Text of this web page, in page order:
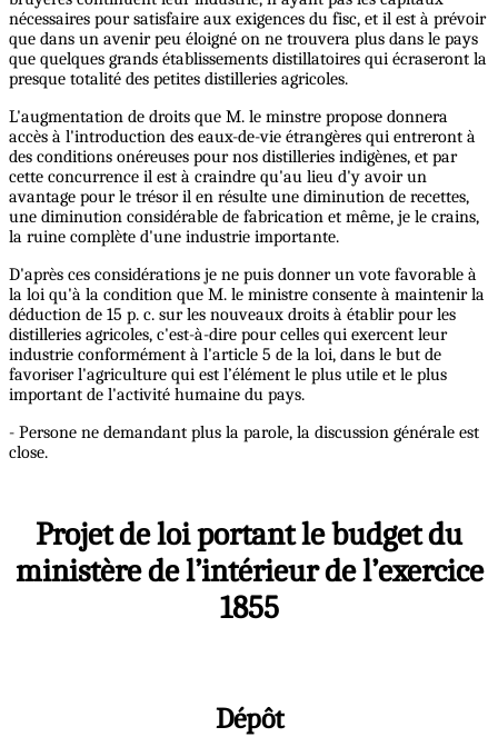
nécessaires pour satisfaire aux exigences du fisc, et il est à prévoir
que dans un avenir peu éloigné on ne trouvera plus dans le pays
que quelques grands établissements distillatoires qui écraseront la
presque totalité des petites distilleries agricoles.
L'augmentation de droits que M. le minstre propose donnera
accès à l'introduction des eaux-de-vie étrangères qui entreront à
des conditions onéreuses pour nos distilleries indigènes, et par
cette concurrence il est à craindre qu'au lieu d'y avoir un
avantage pour le trésor il en résulte une diminution de recettes,
une diminution considérable de fabrication et même, je le crains,
la ruine complète d'une industrie importante.
D'après ces considérations je ne puis donner un vote favorable à
la loi qu'à la condition que M. le ministre consente à maintenir la
déduction de 15 p. c. sur les nouveaux droits à établir pour les
distilleries agricoles, c'est-à-dire pour celles qui exercent leur
industrie conformément à l'article 5 de la loi, dans le but de
favoriser l'agriculture qui est l’élément le plus utile et le plus
important de l'activité humaine du pays.
- Persone ne demandant plus la parole, la discussion générale est
close.
Projet de loi portant le budget du
ministère de l’intérieur de l’exercice
1855
Dépôt